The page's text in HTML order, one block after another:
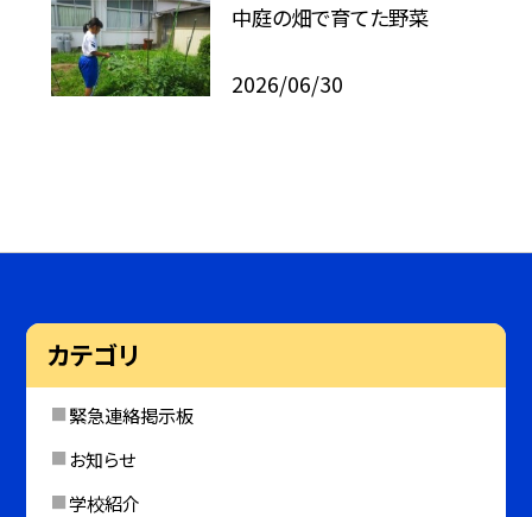
中庭の畑で育てた野菜
2026/06/30
カテゴリ
緊急連絡掲示板
お知らせ
学校紹介